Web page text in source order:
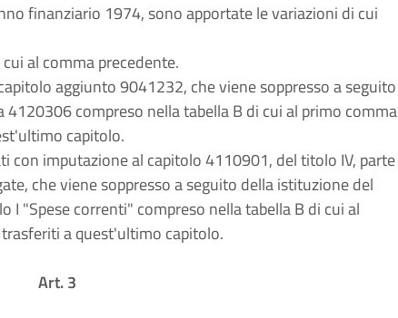
finanziario 1974, sono apportate le variazioni di cui
al comma precedente.
aggiunto 9041232, che viene soppresso a seguito
compreso nella tabella B di cui al primo comma
capitolo.
con imputazione al capitolo 4110901, del titolo IV, parte
che viene soppresso a seguito della istituzione del
"Spese correnti" compreso nella tabella B di cui al
a quest'ultimo capitolo.
Art. 3